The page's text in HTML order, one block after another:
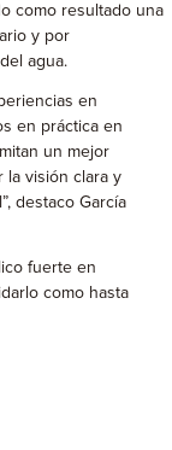
como resultado una
y por
agua.
en
en práctica en
un mejor
la visión clara y
destaco García
fuerte en
como hasta